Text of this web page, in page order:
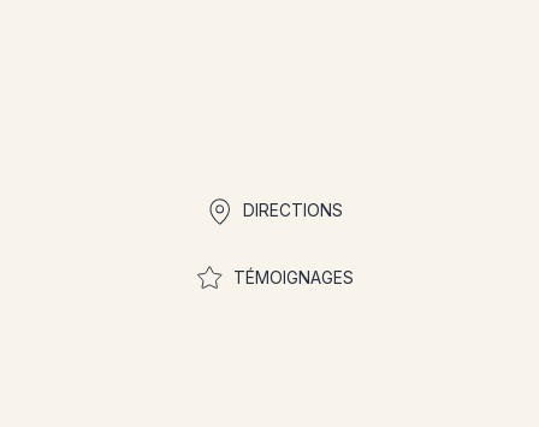
DIRECTIONS
TÉMOIGNAGES